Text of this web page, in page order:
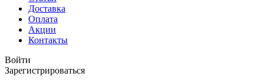
Доставка
Оплата
Акции
Контакты
Войти
Зарегистрироваться